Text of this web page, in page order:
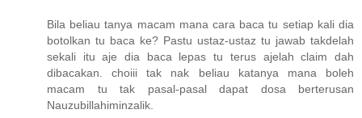
Bila beliau tanya macam mana cara baca tu setiap kali dia
botolkan tu baca ke? Pastu ustaz-ustaz tu jawab takdelah
sekali itu aje dia baca lepas tu terus ajelah claim dah
dibacakan. choiii tak nak beliau katanya mana boleh
macam tu tak pasal-pasal dapat dosa berterusan
Nauzubillahiminzalik.